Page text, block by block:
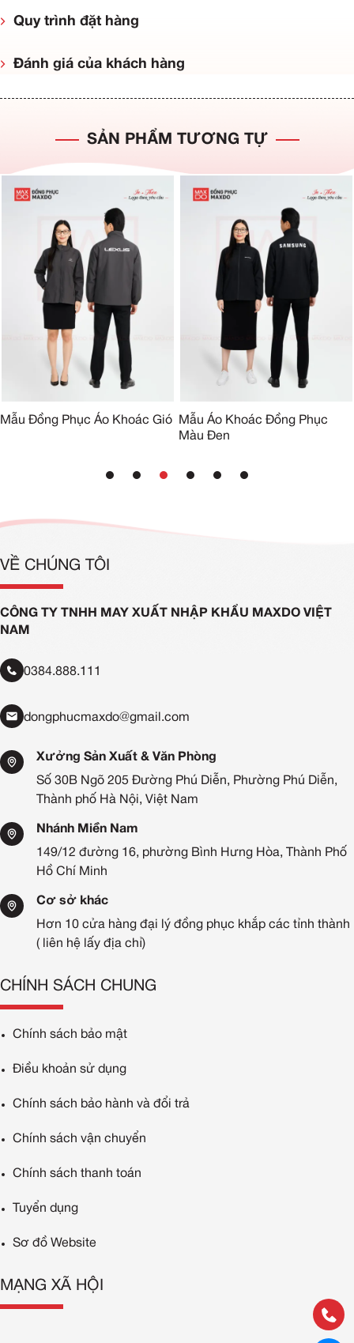
Quy trình đặt hàng
Đánh giá của khách hàng
SẢN PHẨM TƯƠNG TỰ
Mẫu Đồng Phục Áo Khoác Gió
Mẫu Áo Khoác Đồng Phục
Màu Đen
VỀ CHÚNG TÔI
CÔNG TY TNHH MAY XUẤT NHẬP KHẨU MAXDO VIỆT
NAM
0384.888.111
dongphucmaxdo@gmail.com
Xưởng Sản Xuất & Văn Phòng
Số 30B Ngõ 205 Đường Phú Diễn, Phường Phú Diễn,
Thành phố Hà Nội, Việt Nam
Nhánh Miền Nam
149/12 đường 16, phường Bình Hưng Hòa, Thành Phố
Hồ Chí Minh
Cơ sở khác
Hơn 10 cửa hàng đại lý đồng phục khắp các tỉnh thành
( liên hệ lấy địa chỉ)
CHÍNH SÁCH CHUNG
Chính sách bảo mật
Điều khoản sử dụng
Chính sách bảo hành và đổi trả
Chính sách vận chuyển
Chính sách thanh toán
Tuyển dụng
Sơ đồ Website
MẠNG XÃ HỘI